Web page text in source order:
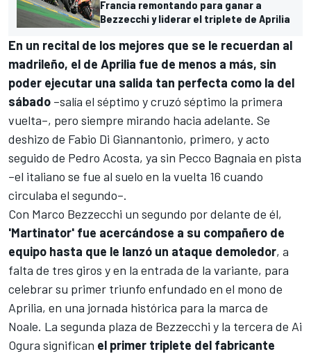
Francia remontando para ganar a
Bezzecchi y liderar el triplete de Aprilia
En un recital de los mejores que se le recuerdan al
madrileño, el de Aprilia fue de menos a más, sin
poder ejecutar una salida tan perfecta como la del
sábado –salía el séptimo y cruzó séptimo la primera
vuelta–, pero siempre mirando hacia adelante. Se
deshizo de Fabio Di Giannantonio, primero, y acto
seguido de Pedro Acosta, ya sin Pecco Bagnaia en pista
–el italiano se fue al suelo en la vuelta 16 cuando
circulaba el segundo–.
Con Marco Bezzecchi un segundo por delante de él,
'Martinator' fue acercándose a su compañero de
equipo hasta que le lanzó un ataque demoledor, a
falta de tres giros y en la entrada de la variante, para
celebrar su primer triunfo enfundado en el mono de
Aprilia, en una jornada histórica para la marca de
Noale. La segunda plaza de Bezzecchi y la tercera de Ai
Ogura significan el primer triplete del fabricante